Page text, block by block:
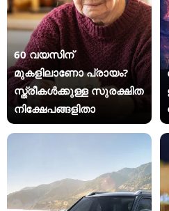
60 വയസിന്
മുകളിലാണോ പ്രായം?
സ്ത്രീകള്‍ക്കുള്ള സുരക്ഷിത
നിക്ഷേപങ്ങളിതാ